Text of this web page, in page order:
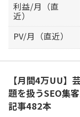
利益/月（直
近）
PV/月（直近）
【月間4万UU】
題を扱うSEO集
記事482本